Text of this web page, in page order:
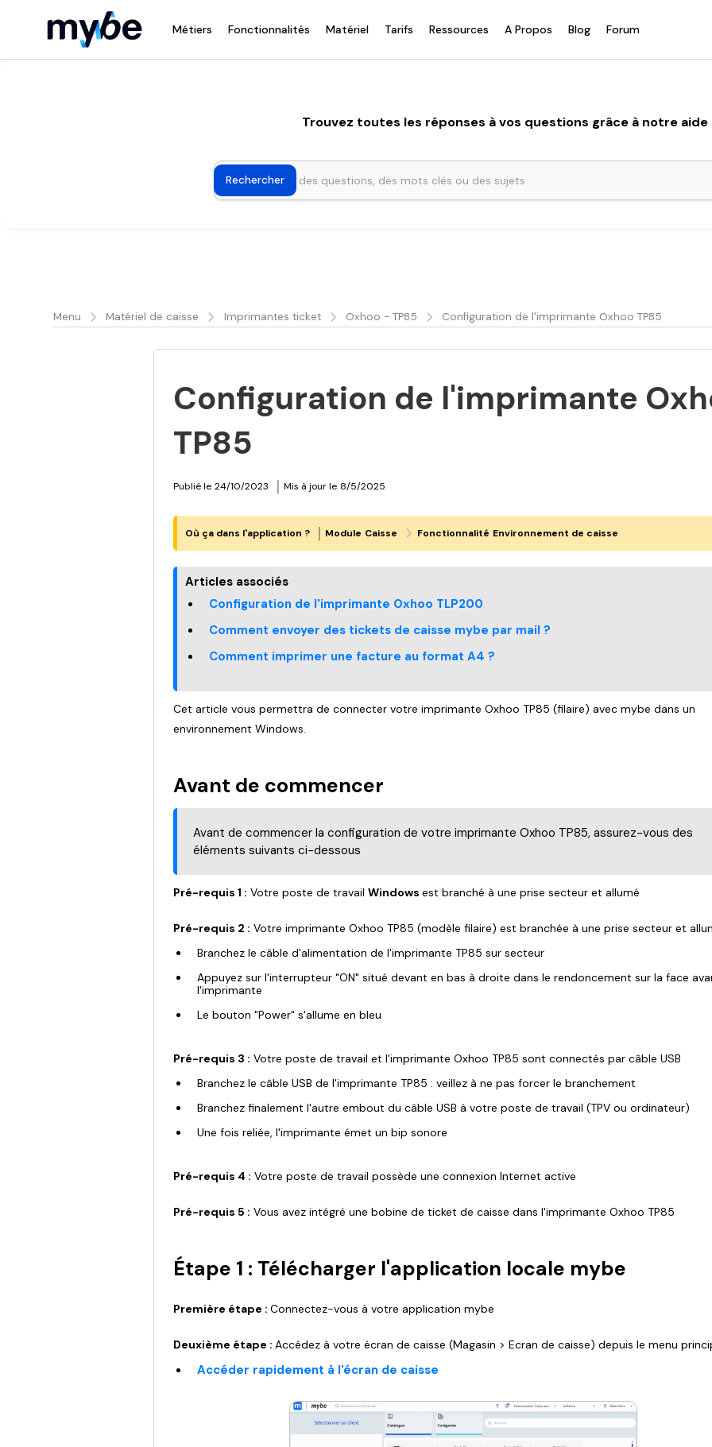
Métiers Fonctionnalités Matériel Tarifs Ressources A Propos Blog Forum
Trouvez toutes les réponses à vos questions grâce à notre aide
Menu Matériel de caisse Imprimantes ticket Oxhoo - TP85 Configuration de l'imprimante Oxhoo TP85
Configuration de l'imprimante
TP85
Publié le 24/10/2023 | Mis à jour le 8/5/2025
Où ça dans l'application ? | Module Caisse Fonctionnalité Environnement de caisse
Articles associés
Configuration de l'imprimante Oxhoo TLP200
Comment envoyer des tickets de caisse mybe par mail ?
Comment imprimer une facture au format A4 ?
Cet article vous permettra de connecter votre imprimante Oxhoo TP85 (filaire) avec mybe dans un
environnement Windows.
Avant de commencer
Avant de commencer la configuration de votre imprimante Oxhoo TP85, assurez-vous des
éléments suivants ci-dessous
Pré-requis 1 : Votre poste de travail Windows est branché à une prise secteur et allumé
Pré-requis 2 : Votre imprimante Oxhoo TP85 (modèle filaire) est branchée à une prise secteur et
Branchez le câble d'alimentation de l'imprimante TP85 sur secteur
Appuyez sur l'interrupteur "ON" situé devant en bas à droite dans le rendoncement sur la face
l'imprimante
Le bouton "Power" s'allume en bleu
Pré-requis 3 : Votre poste de travail et l'imprimante Oxhoo TP85 sont connectés par câble USB
Branchez le câble USB de l'imprimante TP85 : veillez à ne pas forcer le branchement
Branchez finalement l'autre embout du câble USB à votre poste de travail (TPV ou ordinateur)
Une fois reliée, l'imprimante émet un bip sonore
Pré-requis 4 : Votre poste de travail possède une connexion Internet active
Pré-requis 5 : Vous avez intégré une bobine de ticket de caisse dans l'imprimante Oxhoo TP85
Étape 1 : Télécharger l'application locale mybe
Première étape : Connectez-vous à votre application mybe
Deuxième étape : Accédez à votre écran de caisse (Magasin > Ecran de caisse) depuis le menu
Accéder rapidement à l'écran de caisse